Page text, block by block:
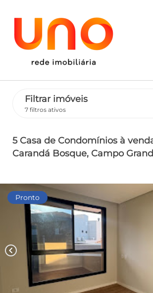
Filtrar imóveis
7 filtros ativos
5 Casa de Condomínios à
Carandá Bosque, Campo
Pronto
chevron_left